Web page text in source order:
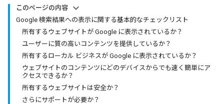
このページの内容
Google 検索結果への表示に関する基本的なチェックリスト
所有するウェブサイトが Google に表示されているか？
ユーザーに質の高いコンテンツを提供しているか？
所有するローカル ビジネスが Google に表示されているか？
ウェブサイトのコンテンツにどのデバイスからでも速く簡単にア
クセスできるか？
所有するウェブサイトは安全か？
さらにサポートが必要か？